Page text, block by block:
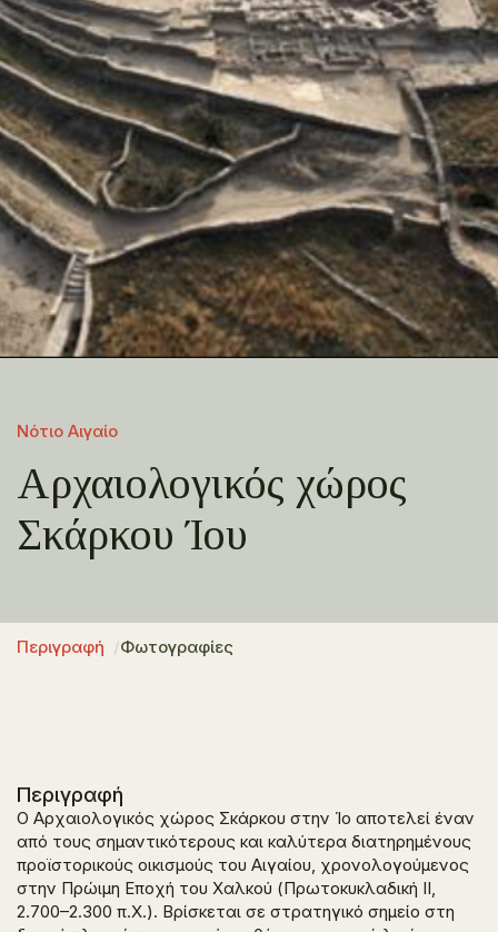
Νότιο Αιγαίο
Αρχαιολογικός χώρος
Σκάρκου Ίου
Περιγραφή Φωτογραφίες
Περιγραφή
Ο Αρχαιολογικός χώρος Σκάρκου στην Ίο αποτελεί έναν
από τους σημαντικότερους και καλύτερα διατηρημένους
προϊστορικούς οικισμούς του Αιγαίου, χρονολογούμενος
στην Πρώιμη Εποχή του Χαλκού (Πρωτοκυκλαδική ΙΙ,
2.700–2.300 π.Χ.). Βρίσκεται σε στρατηγικό σημείο στη